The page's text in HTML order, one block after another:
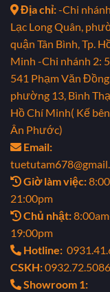
Địa chỉ:-Chi
Lạc Long Quân,
quận Tân Bình, Tp.
Minh -Chi nhánh 2:
541 Phạm Văn
phường 13, Bình
Hồ Chí Minh( Kế
Ân Phước)
Email:
Giờ làm việc:
21:00pm
Chủ nhật:
19:00pm
Hotline:
CSKH:0932.72.5086
Showroom 1: